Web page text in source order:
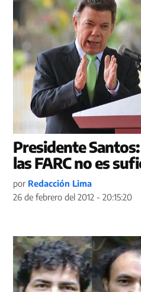
Presidente
las FARC no es
por Redacción Lima
26 de febrero del 2012 - 20:15:20